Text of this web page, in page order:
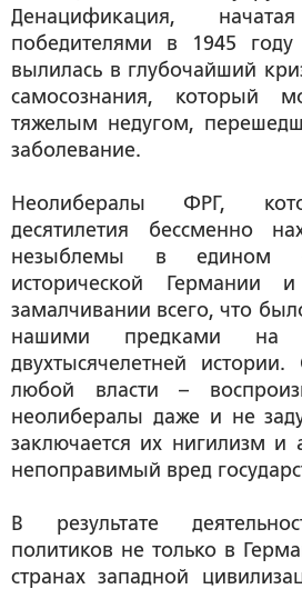
Денацификация,
победителями в 1945
вылилась в глубочайший
самосознания, который
тяжелым недугом,
заболевание.
Неолибералы ФРГ,
десятилетия бессменно
незыблемы в едином
исторической Германии
замалчивании всего, что
нашими предками на
двухтысячелетнeй
любой власти –
неолибералы даже и не
заключается их нигилизм и
непоправимый вред
В результате
политиков не только в
странах западной